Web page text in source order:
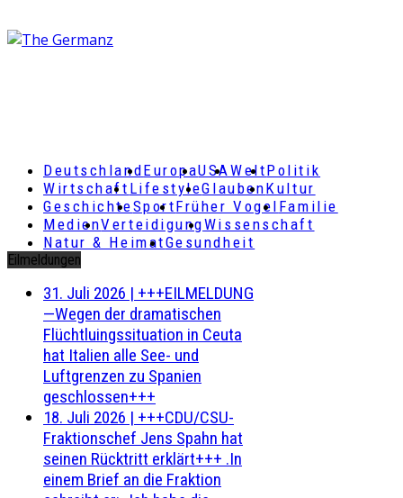
DeutschlandEuropaUSAWeltPolitik
Wirtschaft LifestyleGlaubenKultur
GeschichteSportFrüher Vogel Familie
MedienVerteidigungWissenschaft
Natur & HeimatGesundheit
Eilmeldungen
31. Juli 2026 | +++EILMELDUNG
—Wegen der dramatischen
Flüchtluingssituation in Ceuta
hat Italien alle See- und
Luftgrenzen zu Spanien
geschlossen+++
18. Juli 2026 | +++CDU/CSU-
Fraktionschef Jens Spahn hat
seinen Rücktritt erklärt+++ .In
einem Brief an die Fraktion